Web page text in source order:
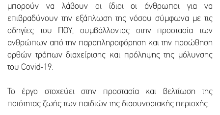
μπορούν να λάβουν οι ίδιοι οι άνθρωποι για να
επιβραδύνουν την εξάπλωση της νόσου σύμφωνα με τις
οδηγίες του ΠΟΥ, συμβάλλοντας στην προστασία των
ανθρώπων από την παραπληροφόρηση και την προώθηση
ορθών τρόπων διαχείρισης και πρόληψης της μόλυνσης
του Covid-19.
Το έργο στοχεύει στην προστασία και βελτίωση της
ποιότητας ζωής των παιδιών της διασυνοριακής περιοχής.